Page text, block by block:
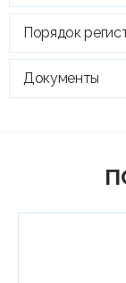
Порядок
Документы